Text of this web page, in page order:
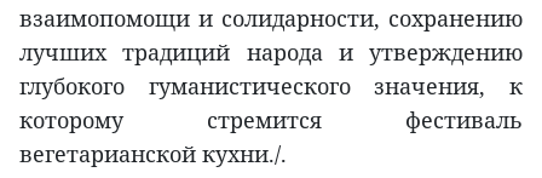
взаимопомощи и солидарности, сохранению
лучших традиций народа и утверждению
глубокого гуманистического значения, к
которому стремится фестиваль
вегетарианской кухни./.